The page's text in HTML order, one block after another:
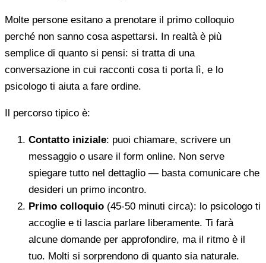
Molte persone esitano a prenotare il primo colloquio
perché non sanno cosa aspettarsi. In realtà è più
semplice di quanto si pensi: si tratta di una
conversazione in cui racconti cosa ti porta lì, e lo
psicologo ti aiuta a fare ordine.
Il percorso tipico è:
Contatto iniziale: puoi chiamare, scrivere un
messaggio o usare il form online. Non serve
spiegare tutto nel dettaglio — basta comunicare che
desideri un primo incontro.
Primo colloquio (45-50 minuti circa): lo psicologo ti
accoglie e ti lascia parlare liberamente. Ti farà
alcune domande per approfondire, ma il ritmo è il
tuo. Molti si sorprendono di quanto sia naturale.